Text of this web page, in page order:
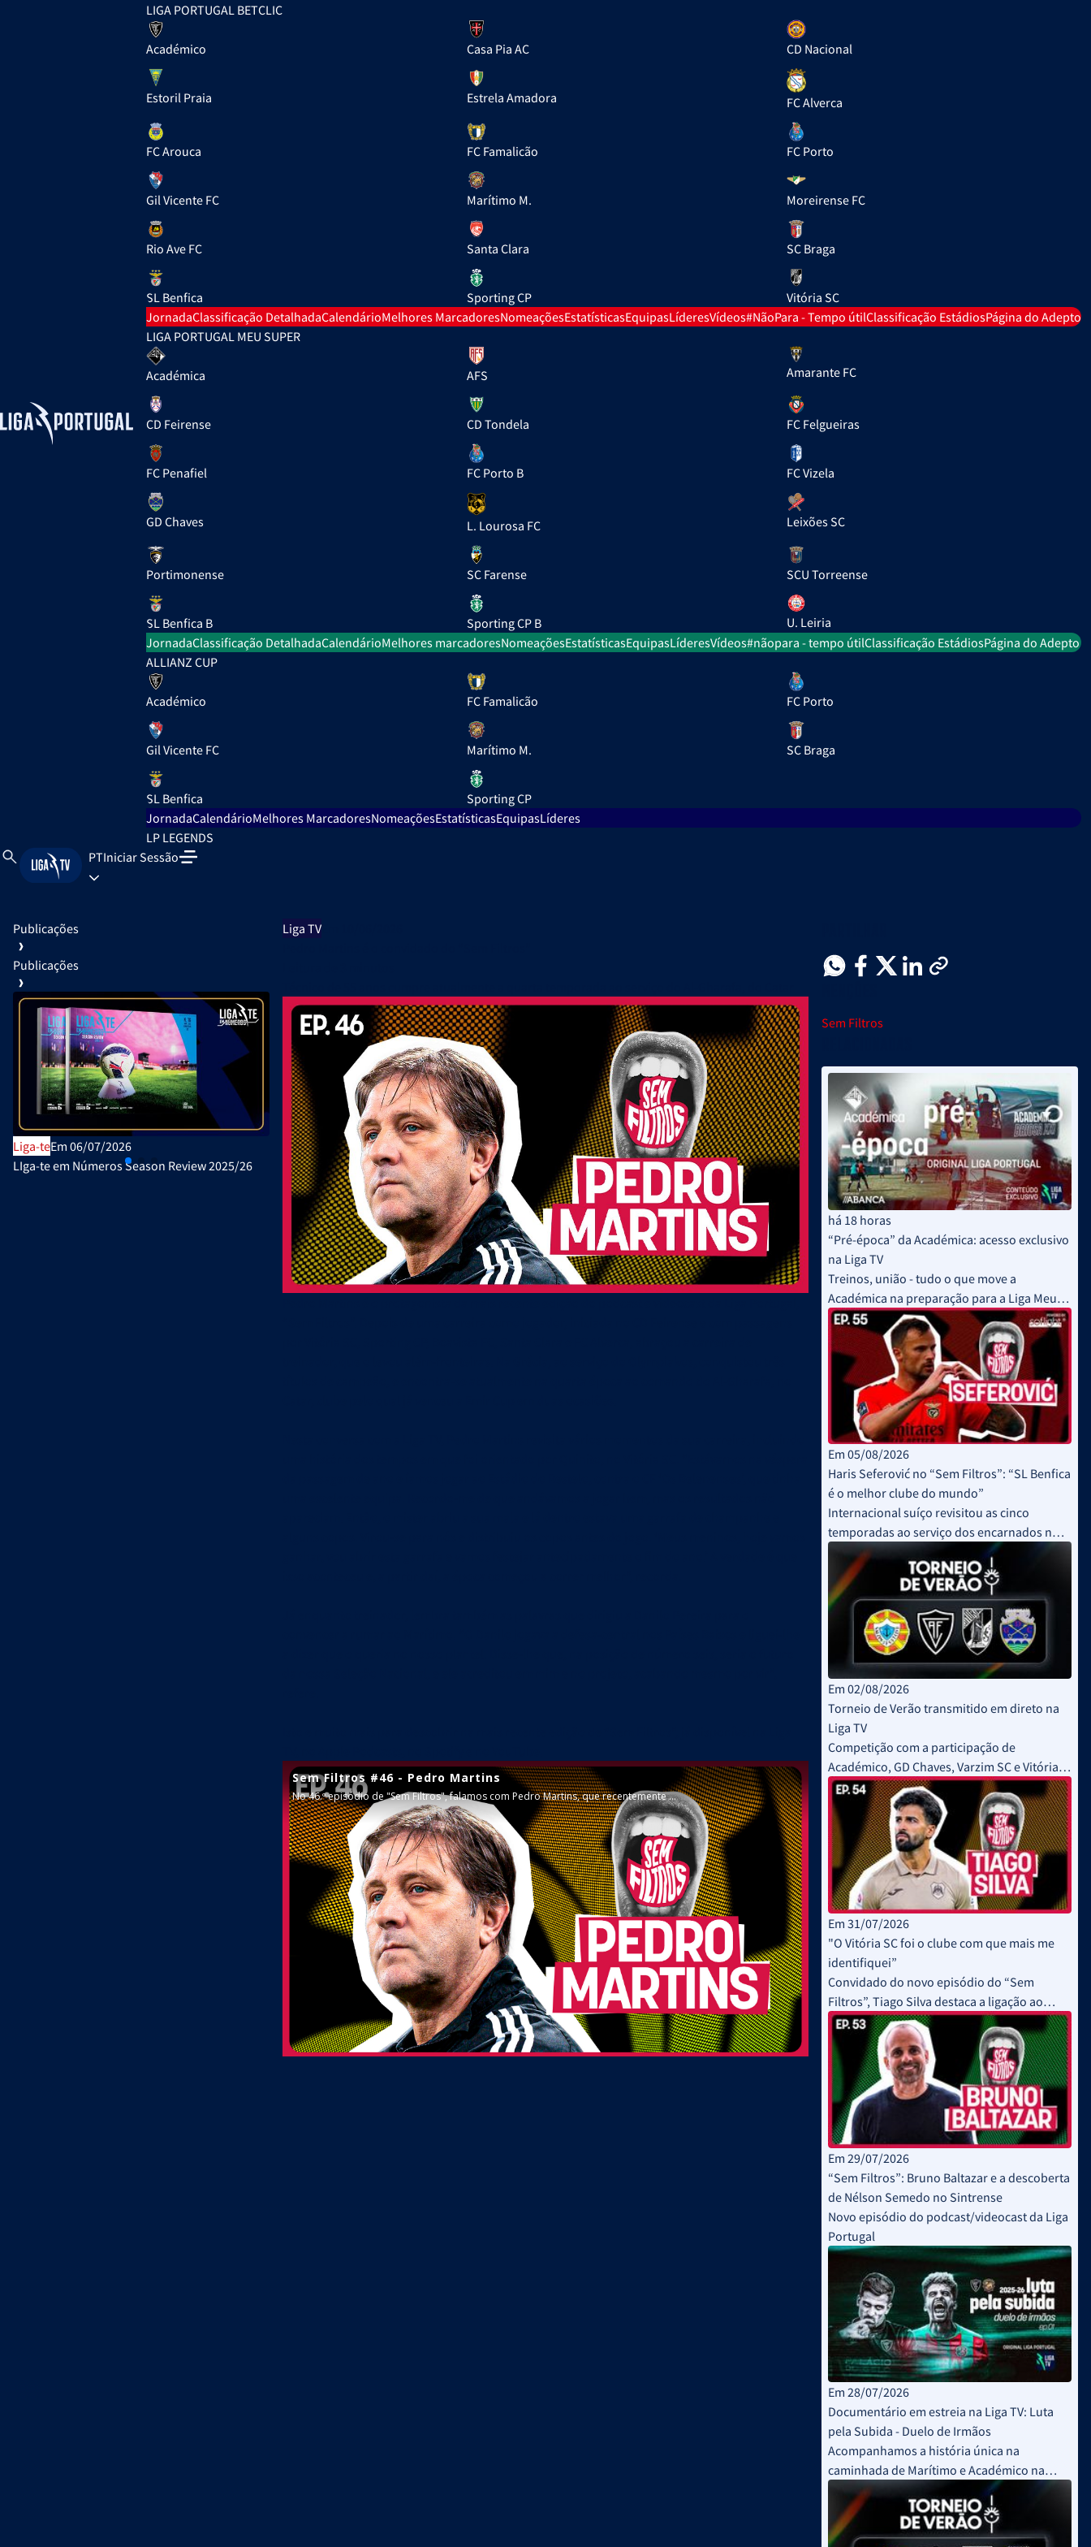
LIGA PORTUGAL BETCLIC
Académico Casa Pia AC CD Nacional
Estoril Praia Estrela Amadora FC Alverca
FC Arouca FC Famalicão FC Porto
Gil Vicente FC Marítimo M. Moreirense FC
Rio Ave FC Santa Clara SC Braga
SL Benfica Sporting CP
Vitória SC
JornadaClassificação DetalhadaCalendárioMelhores MarcadoresNomeaçõesEstatísticasEquipasLíderesVídeos#NãoPara - Tempo útilClassificação EstádiosPágina do Adepto
LIGA PORTUGAL MEU SUPER
Académica AFS Amarante FC
CD Feirense CD Tondela FC Felgueiras
FC Penafiel FC Porto B FC Vizela
GD Chaves L. Lourosa FC Leixões SC
Portimonense SC Farense SCU Torreense
SL Benfica B Sporting CP B
U. Leiria
JornadaClassificação DetalhadaCalendárioMelhores marcadoresNomeaçõesEstatísticasEquipasLíderesVídeos#nãopara - tempo útilClassificação EstádiosPágina do Adepto
ALLIANZ CUP
Académico FC Famalicão FC Porto
Gil Vicente FC Marítimo M. SC Braga
SL Benfica
Sporting CP
JornadaCalendárioMelhores MarcadoresNomeaçõesEstatísticasEquipasLíderes
LP LEGENDS
PTIniciar Sessão
Publicações
Publicações
Liga-teEm 06/07/2026
LIga-te em Números Season Review 2025/26
Publicações OficiaisEm 30/06/2026
Plano de Atividades e Orçamento 2026-27
Liga-teEm 22/06/2026
Revista Liga-te N.º 44 - Campeões
Liga TVEm 10/06/2026
Sem Filtros
há 18 horas
“Pré-época” da Académica: acesso exclusivo
na Liga TV
Treinos, união - tudo o que move a
Académica na preparação para a Liga Meu
Super
Em 05/08/2026
Haris Seferović no “Sem Filtros”: “SL Benfica
é o melhor clube do mundo”
Internacional suíço revisitou as cinco
temporadas ao serviço dos encarnados no
“Sem Filtros”
Em 02/08/2026
Torneio de Verão transmitido em direto na
Liga TV
Competição com a participação de
Académico, GD Chaves, Varzim SC e Vitória
SC decorreu este fim de semana
Em 31/07/2026
"O Vitória SC foi o clube com que mais me
identifiquei”
Convidado do novo episódio do “Sem
Filtros”, Tiago Silva destaca a ligação ao
Vitória SC
Em 29/07/2026
“Sem Filtros”: Bruno Baltazar e a descoberta
de Nélson Semedo no Sintrense
Novo episódio do podcast/videocast da Liga
Portugal
Em 28/07/2026
Documentário em estreia na Liga TV: Luta
pela Subida - Duelo de Irmãos
Acompanhamos a história única na
caminhada de Marítimo e Académico na
promoção à Liga Betclic